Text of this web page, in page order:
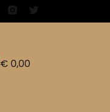
€ 0,00